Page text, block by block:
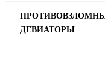
ДЕВИАТОРЫ